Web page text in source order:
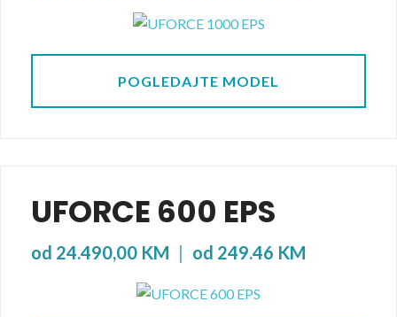
POGLEDAJTE MODEL
UFORCE 600 EPS
od 24.490,00 KM | od 249.46 KM